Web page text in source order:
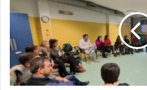
a
l
a
,